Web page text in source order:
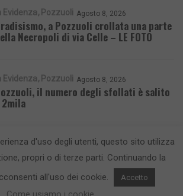
Evidenza Pozzuoli Agosto 8, 2026
a Pozzuoli crollata una parte
Necropoli di via Celle – LE FOTO
Evidenza Pozzuoli Agosto 8, 2026
il numero degli sfollati è salito
2mila
giornalistica - aut. Tribunale di Napoli n. 34 del
23/05/2012.Info e Contatti
d'uso degli utenti, questo sito utilizza
propri o di terze parti. Continuando la
all'uso dei cookie.
Accetto